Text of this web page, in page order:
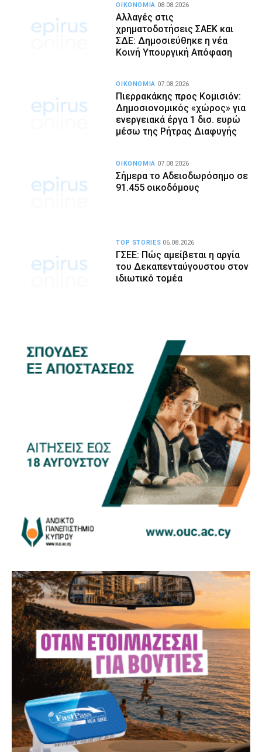
Αλλαγές στις
χρηματοδοτήσεις ΣΑΕΚ και
ΣΔΕ: Δημοσιεύθηκε η νέα
Κοινή Υπουργική Απόφαση
ΟΙΚΟΝΟΜΙΑ 08.08.2026
Πιερρακάκης προς Κομισιόν:
Δημοσιονομικός «χώρος» για
ενεργειακά έργα 1 δισ. ευρώ
μέσω της Ρήτρας Διαφυγής
ΟΙΚΟΝΟΜΙΑ 07.08.2026
Σήμερα το Αδειοδωρόσημο σε
91.455 οικοδόμους
ΟΙΚΟΝΟΜΙΑ 07.08.2026
ΓΣΕΕ: Πώς αμείβεται η αργία
του Δεκαπενταύγουστου στον
ιδιωτικό τομέα
TOP STORIES 06.08.2026